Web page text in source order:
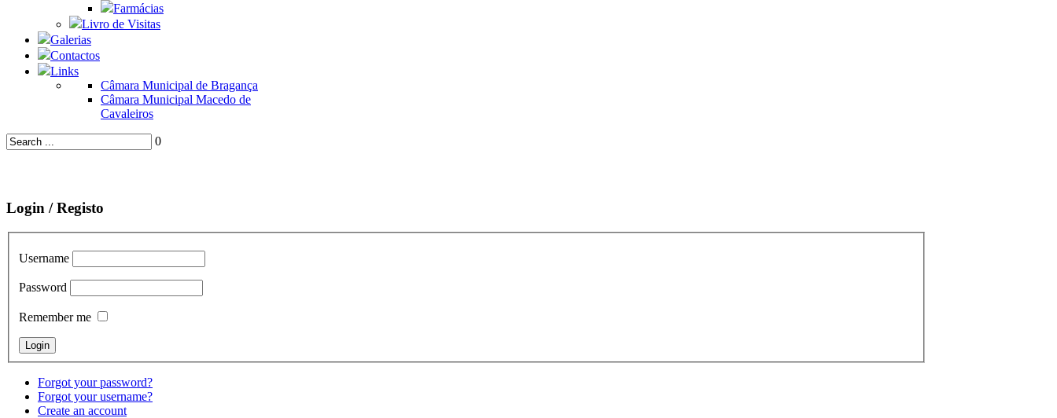
Farmácias
Livro de Visitas
Galerias
Contactos
Links
Câmara Municipal de Bragança
Câmara Municipal Macedo de
Cavaleiros
0
Login / Registo
Username
Password
Remember me
Forgot your password?
Forgot your username?
Create an account